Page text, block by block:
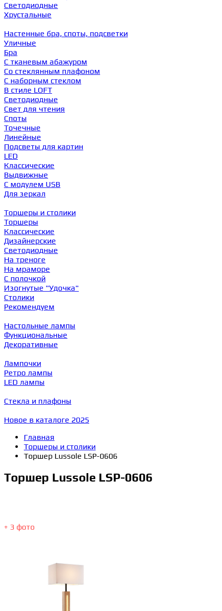
Светодиодные
Хрустальные
Настенные бра, споты, подсветки
Уличные
Бра
С тканевым абажуром
Со стеклянным плафоном
С наборным стеклом
В стиле LOFT
Светодиодные
Свет для чтения
Споты
Точечные
Линейные
Подсветы для картин
LED
Классические
Выдвижные
С модулем USB
Для зеркал
Торшеры и столики
Торшеры
Классические
Дизайнерские
Светодиодные
На треноге
На мраморе
С полочкой
Изогнутые "Удочка"
Столики
Рекомендуем
Настольные лампы
Функциональные
Декоративные
Лампочки
Ретро лампы
LED лампы
Стекла и плафоны
Новое в каталоге 2025
Главная
Торшеры и столики
Торшер Lussole LSP-0606
Торшер Lussole LSP-0606
+ 3 фото